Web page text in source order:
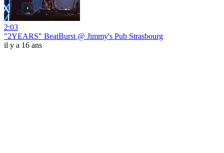
2:03
"2YEARS" BeatBurst @ Jimmy's Pub Strasbourg
il y a 16 ans